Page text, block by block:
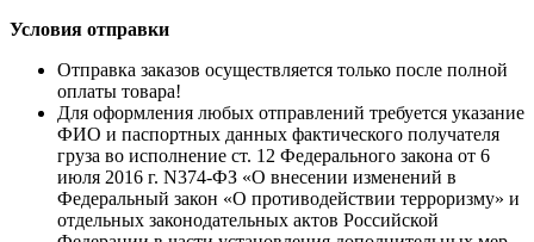
Условия отправки
Отправка заказов осуществляется только после полной
оплаты товара!
Для оформления любых отправлений требуется указание
ФИО и паспортных данных фактического получателя
груза во исполнение ст. 12 Федерального закона от 6
июля 2016 г. N374-ФЗ «О внесении изменений в
Федеральный закон «О противодействии терроризму» и
отдельных законодательных актов Российской